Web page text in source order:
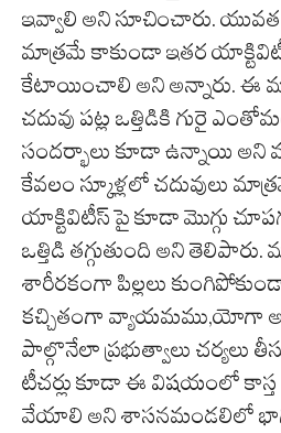
ఇవ్వాలి అని సూచించారు. యువత
మాత్రమే కాకుండా ఇతర
కేటాయించాలి అని అన్నారు. ఈ
చదువు పట్ల ఒత్తిడికి గురై
సందర్భాలు కూడా ఉన్నాయి అని
కేవలం స్కూళ్లలో చదువులు
యాక్టివిటీస్ పై కూడా మొగ్గు
ఒత్తిడి తగ్గుతుంది అని
శారీరకంగా పిల్లలు
కచ్చితంగా వ్యాయమము,యోగా
పాల్గొనేలా ప్రభుత్వాలు చర్యలు
టీచర్లు కూడా ఈ విషయంలో కాస్త
వేయాలి అని శాసనమండలిలో